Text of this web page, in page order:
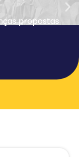
da ASTCOM-SP
acolhedora